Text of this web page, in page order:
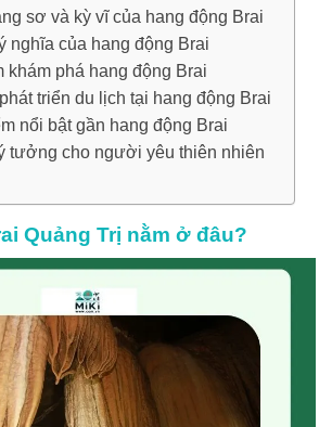
sơ và kỳ vĩ của hang động Brai
nghĩa của hang động Brai
khám phá hang động Brai
triển du lịch tại hang động Brai
nổi bật gần hang động Brai
tưởng cho người yêu thiên nhiên
Quảng Trị nằm ở đâu?